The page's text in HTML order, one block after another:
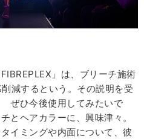
FIBREPLEX」は、 ブリーチ施術
減するという。その説明を受
ぜひ今後使用してみたいで
とヘアカラーに、興味津々。
イミングや内面について、彼